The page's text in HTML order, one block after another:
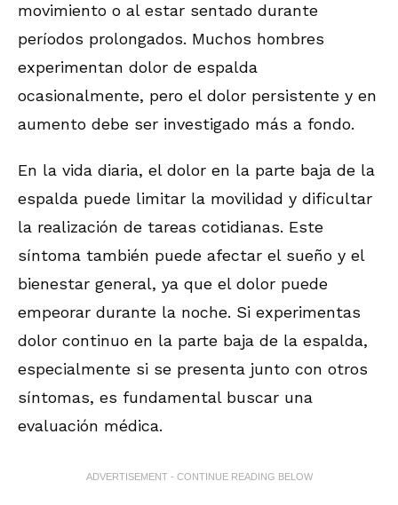
movimiento o al estar sentado durante
períodos prolongados. Muchos hombres
experimentan dolor de espalda
ocasionalmente, pero el dolor persistente y en
aumento debe ser investigado más a fondo.
En la vida diaria, el dolor en la parte baja de la
espalda puede limitar la movilidad y dificultar
la realización de tareas cotidianas. Este
síntoma también puede afectar el sueño y el
bienestar general, ya que el dolor puede
empeorar durante la noche. Si experimentas
dolor continuo en la parte baja de la espalda,
especialmente si se presenta junto con otros
síntomas, es fundamental buscar una
evaluación médica.
ADVERTISEMENT - CONTINUE READING BELOW